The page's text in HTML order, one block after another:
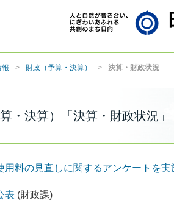
報 財政（予算・決算） 決算・財政状況
・決算）「決算・財政状況」
用料の見直しに関するアンケートを実
表 (財政課)